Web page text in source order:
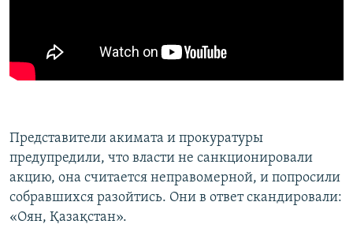
Представители акимата и прокуратуры
предупредили, что власти не санкционировали
акцию, она считается неправомерной, и попросили
собравшихся разойтись. Они в ответ скандировали:
«Оян, Қазақстан».